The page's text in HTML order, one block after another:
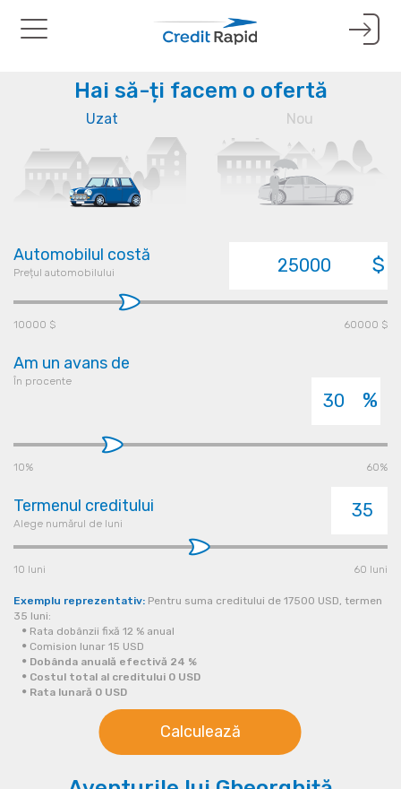
Hai să-ți facem o ofertă
Uzat Nou
Automobilul costă
Prețul automobilului $
10000 $ 60000 $
Am un avans de
În procente
%
10% 60%
Termenul creditului
Alege numărul de luni
10 luni 60 luni
Exemplu reprezentativ: Pentru suma creditului de 17500 USD , termen
35 luni:
Rata dobânzii fixă 12 % anual
Comision lunar 15 USD
Dobânda anuală efectivă 24 %
Costul total al creditului 0 USD
Rata lunară 0 USD
Calculează
Toggle
navigation